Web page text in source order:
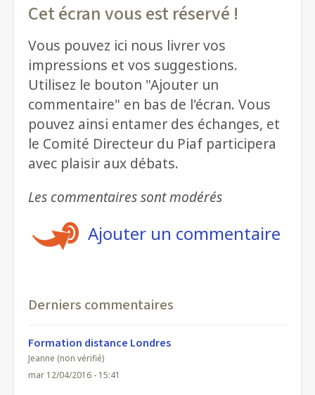
Cet écran vous est réservé !
Vous pouvez ici nous livrer vos
impressions et vos suggestions.
Utilisez le bouton "Ajouter un
commentaire" en bas de l'écran. Vous
pouvez ainsi entamer des échanges, et
le Comité Directeur du Piaf participera
avec plaisir aux débats.
Les commentaires sont modérés
Ajouter un commentaire
Derniers commentaires
Formation distance Londres
Jeanne (non vérifié)
mar 12/04/2016 - 15:41